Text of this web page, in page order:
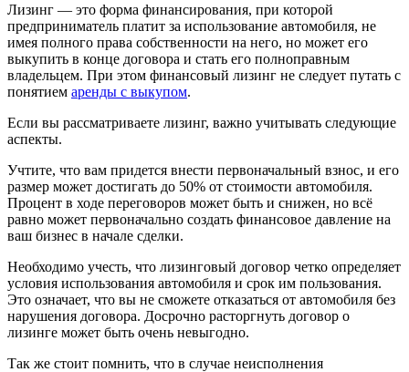
Лизинг — это форма финансирования, при которой
предприниматель платит за использование автомобиля, не
имея полного права собственности на него, но может его
выкупить в конце договора и стать его полноправным
владельцем. При этом финансовый лизинг не следует путать с
понятием аренды с выкупом.
Если вы рассматриваете лизинг, важно учитывать следующие
аспекты.
Учтите, что вам придется внести первоначальный взнос, и его
размер может достигать до 50% от стоимости автомобиля.
Процент в ходе переговоров может быть и снижен, но всё
равно может первоначально создать финансовое давление на
ваш бизнес в начале сделки.
Необходимо учесть, что лизинговый договор четко определяет
условия использования автомобиля и срок им пользования.
Это означает, что вы не сможете отказаться от автомобиля без
нарушения договора. Досрочно расторгнуть договор о
лизинге может быть очень невыгодно.
Так же стоит помнить, что в случае неисполнения